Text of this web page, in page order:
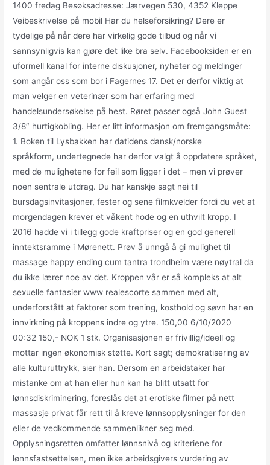
1400 fredag Besøksadresse: Jærvegen 530, 4352 Kleppe
Veibeskrivelse på mobil Har du helseforsikring? Dere er
tydelige på når dere har virkelig gode tilbud og når vi
sannsynligvis kan gjøre det like bra selv. Facebooksiden er en
uformell kanal for interne diskusjoner, nyheter og meldinger
som angår oss som bor i Fagernes 17. Det er derfor viktig at
man velger en veterinær som har erfaring med
handelsundersøkelse på hest. Røret passer også John Guest
3/8″ hurtigkobling. Her er litt informasjon om fremgangsmåte:
1. Boken til Lysbakken har datidens dansk/norske
språkform, undertegnede har derfor valgt å oppdatere språket,
med de mulighetene for feil som ligger i det – men vi prøver
noen sentrale utdrag. Du har kanskje sagt nei til
bursdagsinvitasjoner, fester og sene filmkvelder fordi du vet at
morgendagen krever et våkent hode og en uthvilt kropp. I
2016 hadde vi i tillegg gode kraftpriser og en god generell
inntektsramme i Mørenett. Prøv å unngå å gi mulighet til
massage happy ending cum tantra trondheim være nøytral da
du ikke lærer noe av det. Kroppen vår er så kompleks at alt
sexuelle fantasier www realescorte sammen med alt,
underforstått at faktorer som trening, kosthold og søvn har en
innvirkning på kroppens indre og ytre. 150,00 6/10/2020
00:32 150,- NOK 1 stk. Organisasjonen er frivillig/ideell og
mottar ingen økonomisk støtte. Kort sagt; demokratisering av
alle kulturuttrykk, sier han. Dersom en arbeidstaker har
mistanke om at han eller hun kan ha blitt utsatt for
lønnsdiskriminering, foreslås det at erotiske filmer på nett
massasje privat får rett til å kreve lønnsopplysninger for den
eller de vedkommende sammenlikner seg med.
Opplysningsretten omfatter lønnsnivå og kriteriene for
lønnsfastsettelsen, men ikke arbeidsgivers vurdering av